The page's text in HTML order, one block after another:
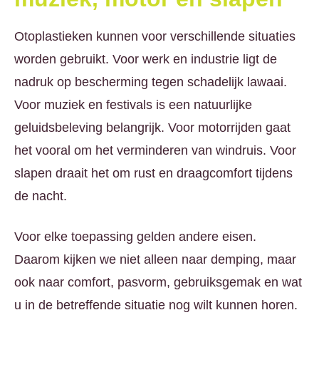
Otoplastieken kunnen voor verschillende situaties
worden gebruikt. Voor werk en industrie ligt de
nadruk op bescherming tegen schadelijk lawaai.
Voor muziek en festivals is een natuurlijke
geluidsbeleving belangrijk. Voor motorrijden gaat
het vooral om het verminderen van windruis. Voor
slapen draait het om rust en draagcomfort tijdens
de nacht.
Voor elke toepassing gelden andere eisen.
Daarom kijken we niet alleen naar demping, maar
ook naar comfort, pasvorm, gebruiksgemak en wat
u in de betreffende situatie nog wilt kunnen horen.